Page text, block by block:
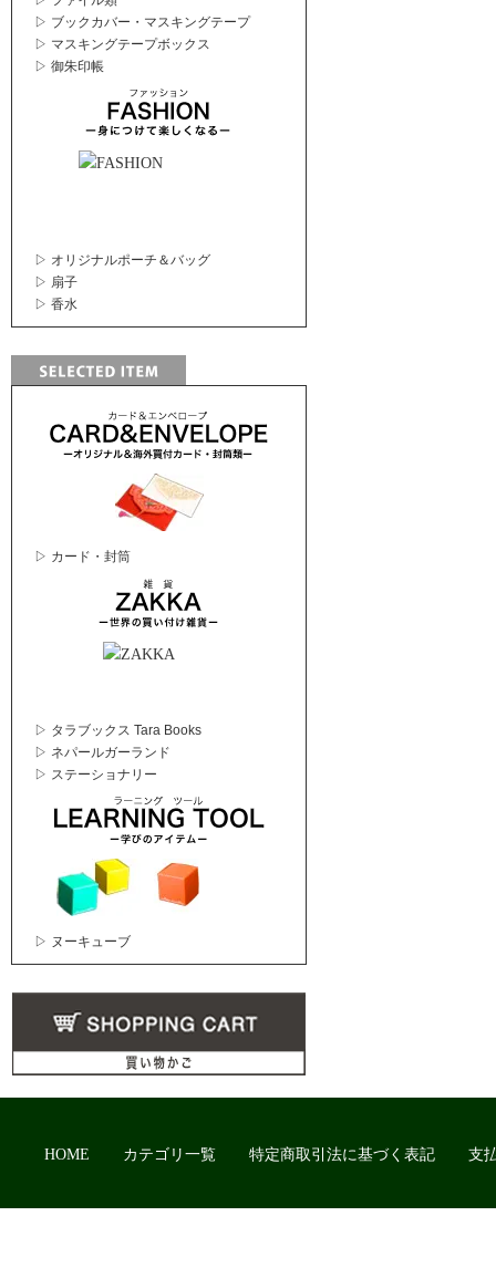
▷ ブックカバー・マスキングテープ
▷ マスキングテープボックス
▷ 御朱印帳
▷ オリジナルポーチ＆バッグ
▷ 扇子
▷ 香水
▷ カード・封筒
▷ タラブックス Tara Books
▷ ネパールガーランド
▷ ステーショナリー
▷ ヌーキューブ
HOME カテゴリ一覧 特定商取引法に基づく表記 支